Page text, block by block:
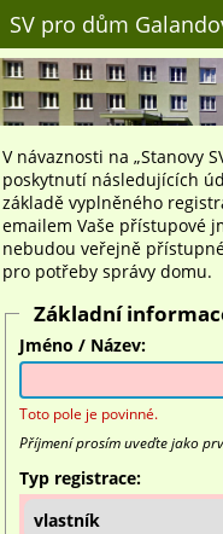
V návaznosti na „Stanovy
poskytnutí následujících
základě vyplněného
emailem Vaše přístupové
nebudou veřejně
pro potřeby správy domu.
Základní
Jméno / Název:
Toto pole je povinné.
Příjmení prosím uveďte jako
Typ registrace:
vlastník